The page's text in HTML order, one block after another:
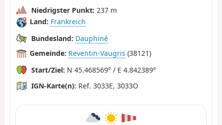
Niedrigster Punkt: 237 m
Land: Frankreich
Bundesland: Dauphiné
Gemeinde: Reventin-Vaugris (38121)
Start/Ziel: N 45.468569° / E 4.842389°
IGN-Karte(n): Ref. 3033E, 3033O